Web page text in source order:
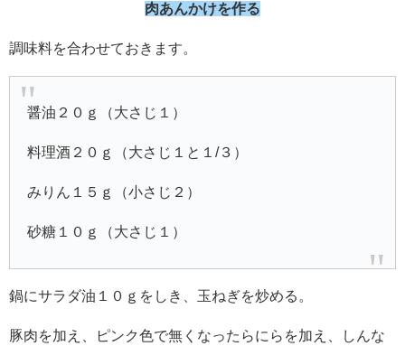
肉あんかけを作る
調味料を合わせておきます。
醤油２０ｇ（大さじ１）
料理酒２０ｇ（大さじ１と１/３）
みりん１５ｇ（小さじ２）
砂糖１０ｇ（大さじ１）
鍋にサラダ油１０ｇをしき、玉ねぎを炒める。
豚肉を加え、ピンク色で無くなったらにらを加え、しんな